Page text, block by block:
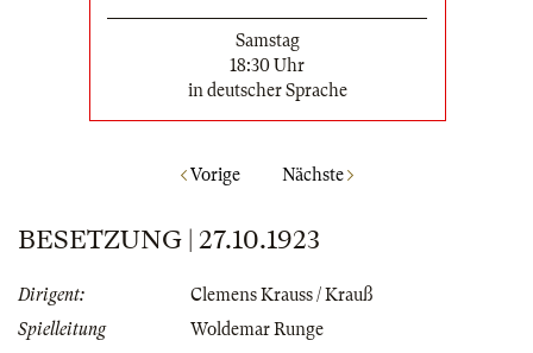
Samstag
18:30 Uhr
in deutscher Sprache
Vorige Nächste
BESETZUNG | 27.10.1923
Dirigent:
Clemens Krauss / Krauß
Spielleitung
Woldemar Runge